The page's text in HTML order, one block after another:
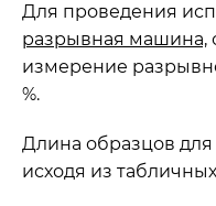
Для проведения
разрывная машина,
измерение
%.
Длина образцов
исходя из